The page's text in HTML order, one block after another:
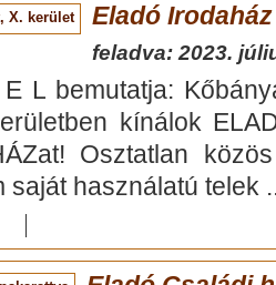
Eladó
feladva: 2023.
L bemutatja:
kínálok
Osztatlan
saját használatú telek